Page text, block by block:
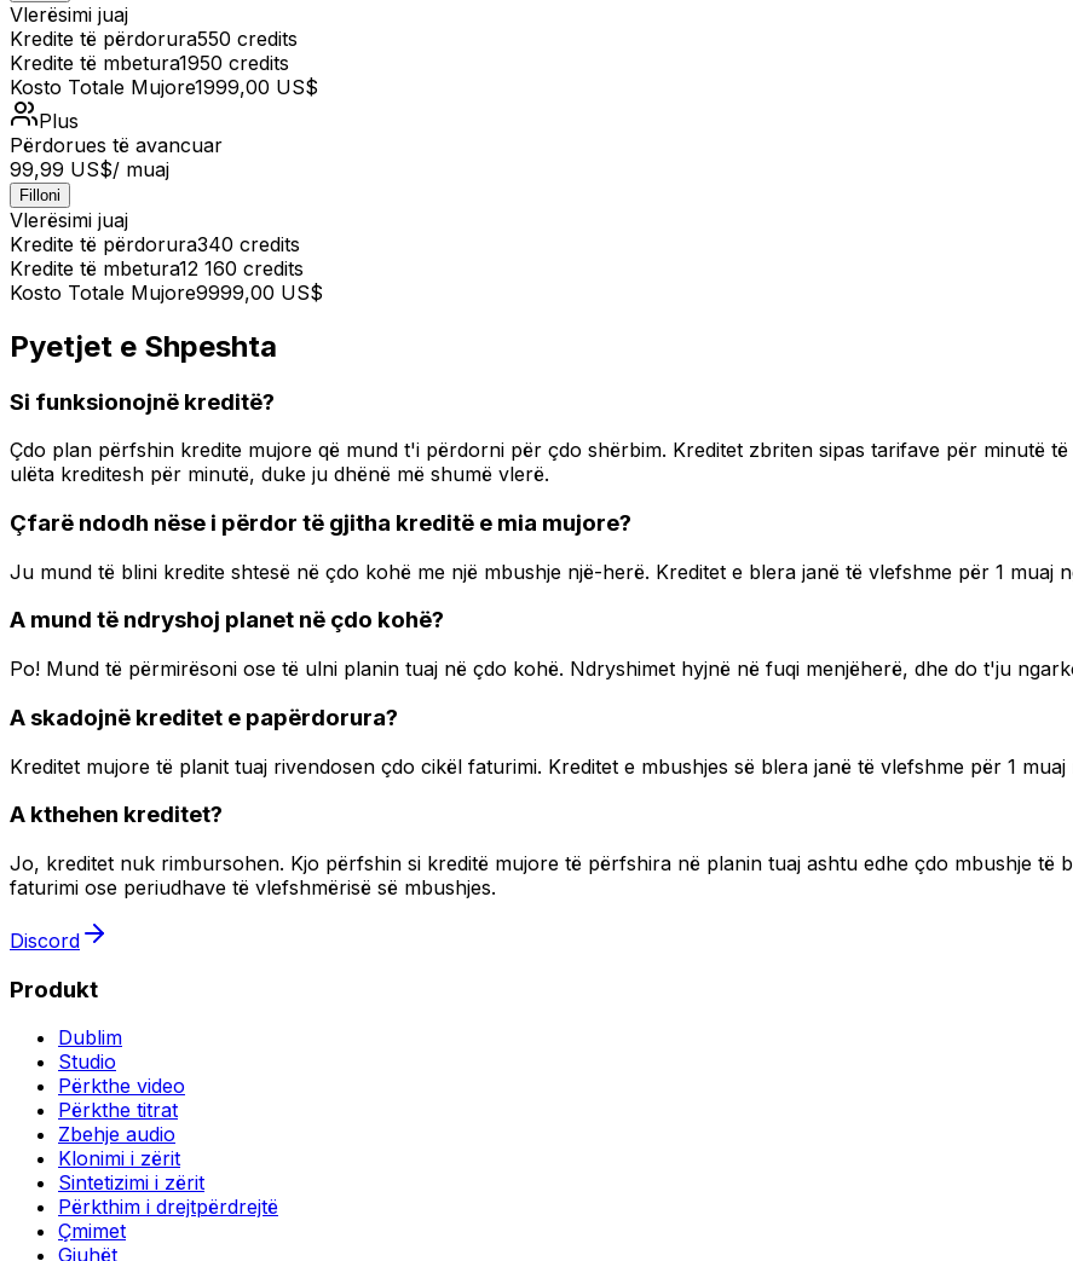
Vlerësimi juaj
Kredite të përdorura550 credits
Kredite të mbetura1950 credits
Kosto Totale Mujore1999,00 US$
Plus
Përdorues të avancuar
99,99 US$/ muaj
Filloni
Vlerësimi juaj
Kredite të përdorura340 credits
Kredite të mbetura12 160 credits
Kosto Totale Mujore9999,00 US$
Pyetjet e Shpeshta
Si funksionojnë kreditë?
Çdo plan përfshin kredite mujore që mund t'i përdorni për çdo shërbim. Kreditet zbriten sipas tarifave për minutë
ulëta kreditesh për minutë, duke ju dhënë më shumë vlerë.
Çfarë ndodh nëse i përdor të gjitha kreditë e mia mujore?
Ju mund të blini kredite shtesë në çdo kohë me një mbushje një-herë. Kreditet e blera janë të vlefshme për 1 muaj
A mund të ndryshoj planet në çdo kohë?
Po! Mund të përmirësoni ose të ulni planin tuaj në çdo kohë. Ndryshimet hyjnë në fuqi menjëherë, dhe do t'ju
A skadojnë kreditet e papërdorura?
Kreditet mujore të planit tuaj rivendosen çdo cikël faturimi. Kreditet e mbushjes së blera janë të vlefshme për 1 muaj
A kthehen kreditet?
Jo, kreditet nuk rimbursohen. Kjo përfshin si kreditë mujore të përfshira në planin tuaj ashtu edhe çdo mbushje të
faturimi ose periudhave të vlefshmërisë së mbushjes.
Discord
Produkt
Dublim
Studio
Përkthe video
Përkthe titrat
Zbehje audio
Klonimi i zërit
Sintetizimi i zërit
Përkthim i drejtpërdrejtë
Çmimet
Gjuhët